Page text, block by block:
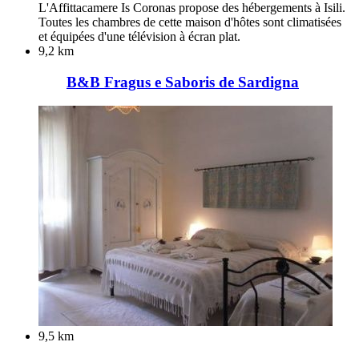
L'Affittacamere Is Coronas propose des hébergements à Isili.
Toutes les chambres de cette maison d'hôtes sont climatisées
et équipées d'une télévision à écran plat.
9,2 km
B&B Fragus e Saboris de Sardigna
9,5 km